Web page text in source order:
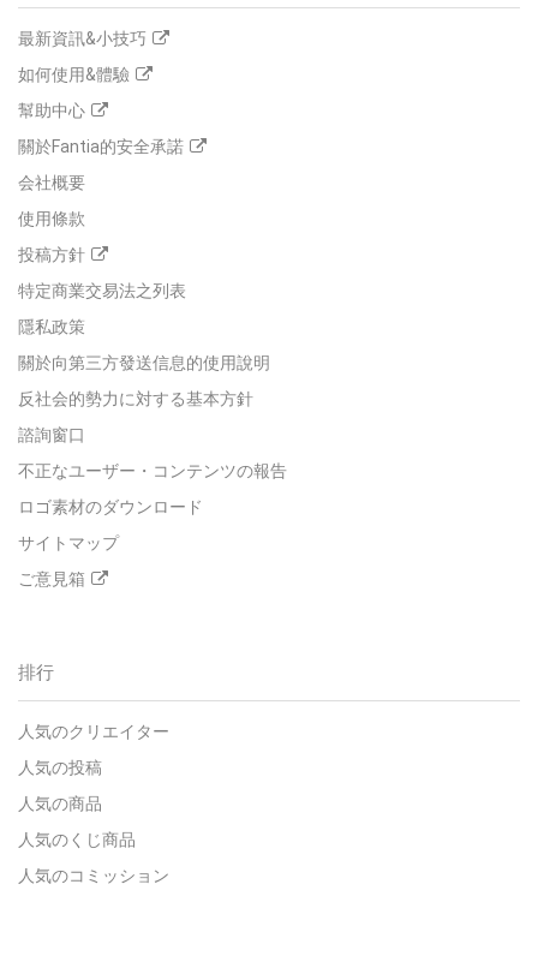
最新資訊&小技巧
如何使用&體驗
幫助中心
關於Fantia的安全承諾
会社概要
使用條款
投稿方針
特定商業交易法之列表
隱私政策
關於向第三方發送信息的使用說明
反社会的勢力に対する基本方針
諮詢窗口
不正なユーザー・コンテンツの報告
ロゴ素材のダウンロード
サイトマップ
ご意見箱
排行
人気のクリエイター
人気の投稿
人気の商品
人気のくじ商品
人気のコミッション